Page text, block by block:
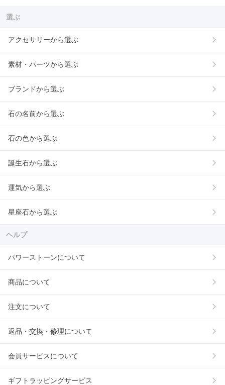
選ぶ
アクセサリーから選ぶ
素材・パーツから選ぶ
ブランドから選ぶ
石の名前から選ぶ
石の色から選ぶ
誕生石から選ぶ
運気から選ぶ
星座石から選ぶ
ヘルプ
パワーストーンについて
商品について
注文について
返品・交換・修理について
会員サービスについて
ギフトラッピングサービス